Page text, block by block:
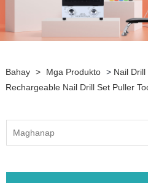
Bahay > Mga Produkto > Nail Drill
Rechargeable Nail Drill Set Puller